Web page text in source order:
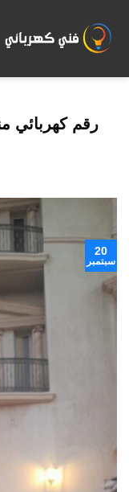
content
رقم كهربائي
20
سبتمبر